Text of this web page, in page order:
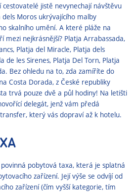
jistě nevynechají návštěvu
dels Moros ukrývajícího malby
skalního umění. A které pláže na
mezi nejkrásnější? Platja Arrabassada,
Platja del Miracle, Platja dels
de les Sirenes, Platja Del Torn, Platja
Bez ohledu na to, zda zamíříte do
Costa Dorada, z České republiky
trvá pouze dvě a půl hodiny! Na letišti
delegát, jenž vám pře­dá
který vás dopraví až k hotelu.
pobytová taxa, která je splatná
zařízení. Její výše se odvíjí od
zařízení (čím vyšší kategorie, tím